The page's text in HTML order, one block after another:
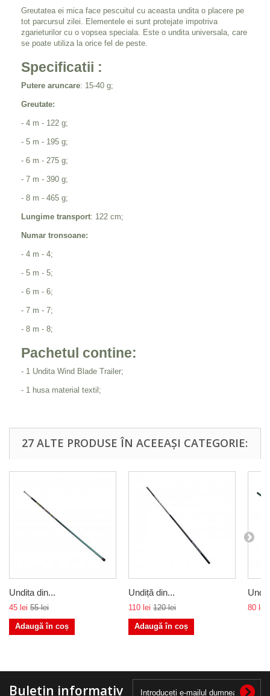
Greutatea ei mica face pescuitul cu aceasta undita o placere pe
tot parcursul zilei. Elementele ei sunt protejate impotriva
zgarieturilor cu o vopsea speciala. Este o undita universala, care
se poate utiliza la orice fel de peste.
Specificatii :
Putere aruncare: 15-40 g;
Greutate:
- 4 m - 122 g;
- 5 m - 195 g;
- 6 m - 275 g;
- 7 m - 390 g;
- 8 m - 465 g;
Lungime transport: 122 cm;
Numar tronsoane:
- 4 m - 4;
- 5 m - 5;
- 6 m - 6;
- 7 m - 7;
- 8 m - 8;
Pachetul contine:
- 1 Undita Wind Blade Trailer;
- 1 husa material textil;
27 ALTE PRODUSE ÎN ACEEAȘI CATEGORIE:
Undita din...
45 lei 55 lei
Adaugă în coș
Undiță din...
110 lei 120 lei
Adaugă în coș
80 lei
Buletin informativ